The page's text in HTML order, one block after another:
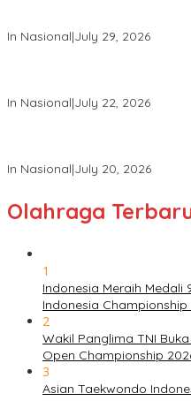
In Nasional|July 29, 2026
In Nasional|July 22, 2026
In Nasional|July 20, 2026
Olahraga
1
Indonesia Meraih Medali
Indonesia Championship
2
Wakil Panglima TNI
Open Championship
3
Asian Taekwondo